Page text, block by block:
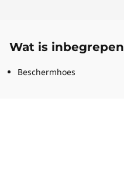
Wat is inbegrepen
Beschermhoes